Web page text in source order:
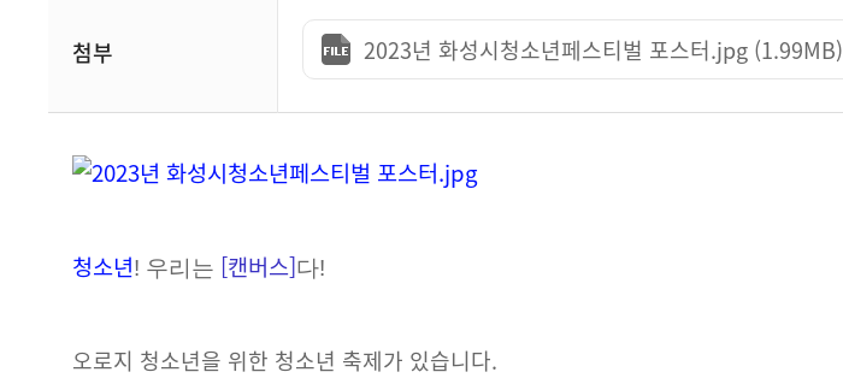
첨부 2023년 화성시청소년페스티벌 포스터.jpg (1.99MB)
청소년! 우리는 [캔버스]다!
오로지 청소년을 위한 청소년 축제가 있습니다.